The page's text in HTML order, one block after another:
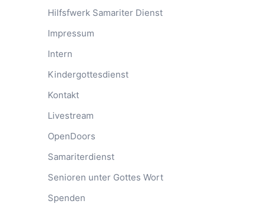
Hilfsfwerk Samariter Dienst
Impressum
Intern
Kindergottesdienst
Kontakt
Livestream
OpenDoors
Samariterdienst
Senioren unter Gottes Wort
Spenden